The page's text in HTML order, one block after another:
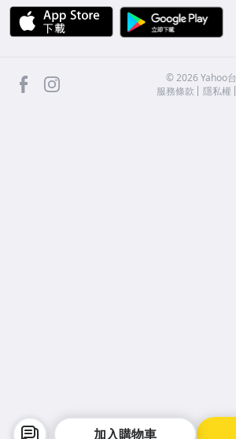
加入購物車
APP Store
facebook ©2026 Yahoo
服務條款
隱私權